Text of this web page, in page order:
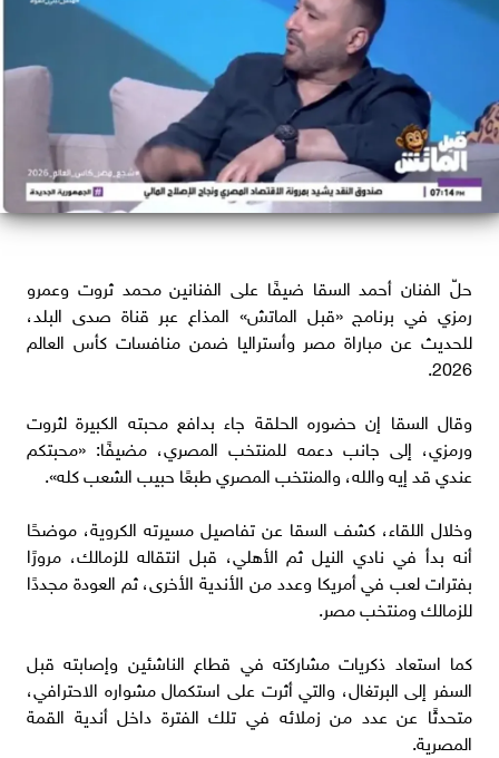
حلّ الفنان أحمد السقا ضيفًا على الفنانين محمد ثروت وعمرو
رمزي في برنامج «قبل الماتش» المذاع عبر قناة صدى البلد،
للحديث عن مباراة مصر وأستراليا ضمن منافسات كأس العالم
2026.
وقال السقا إن حضوره الحلقة جاء بدافع محبته الكبيرة لثروت
ورمزي، إلى جانب دعمه للمنتخب المصري، مضيفًا: «محبتكم
عندي قد إيه والله، والمنتخب المصري طبعًا حبيب الشعب كله».
وخلال اللقاء، كشف السقا عن تفاصيل مسيرته الكروية، موضحًا
أنه بدأ في نادي النيل ثم الأهلي، قبل انتقاله للزمالك، مرورًا
بفترات لعب في أمريكا وعدد من الأندية الأخرى، ثم العودة مجددًا
للزمالك ومنتخب مصر.
كما استعاد ذكريات مشاركته في قطاع الناشئين وإصابته قبل
السفر إلى البرتغال، والتي أثرت على استكمال مشواره الاحترافي،
متحدثًا عن عدد من زملائه في تلك الفترة داخل أندية القمة
المصرية.